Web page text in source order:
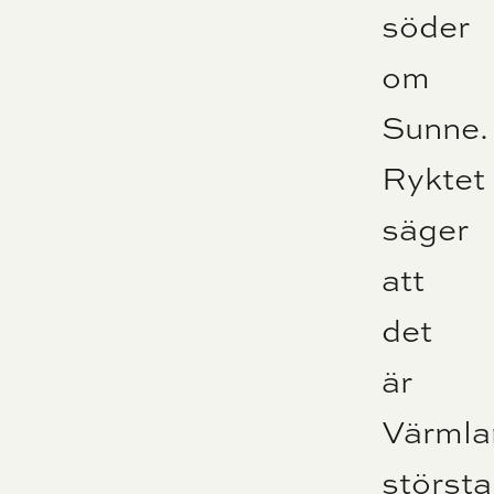
söder
om
Sunne.
Ryktet
säger
att
det
är
största